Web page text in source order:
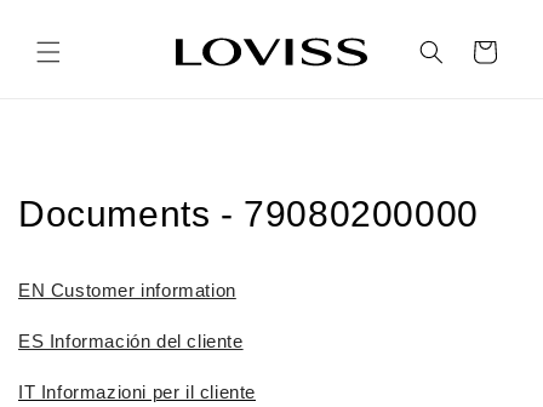
al contenido
Carrito
Documents - 79080200000
EN Customer information
ES Información del cliente
IT Informazioni per il cliente